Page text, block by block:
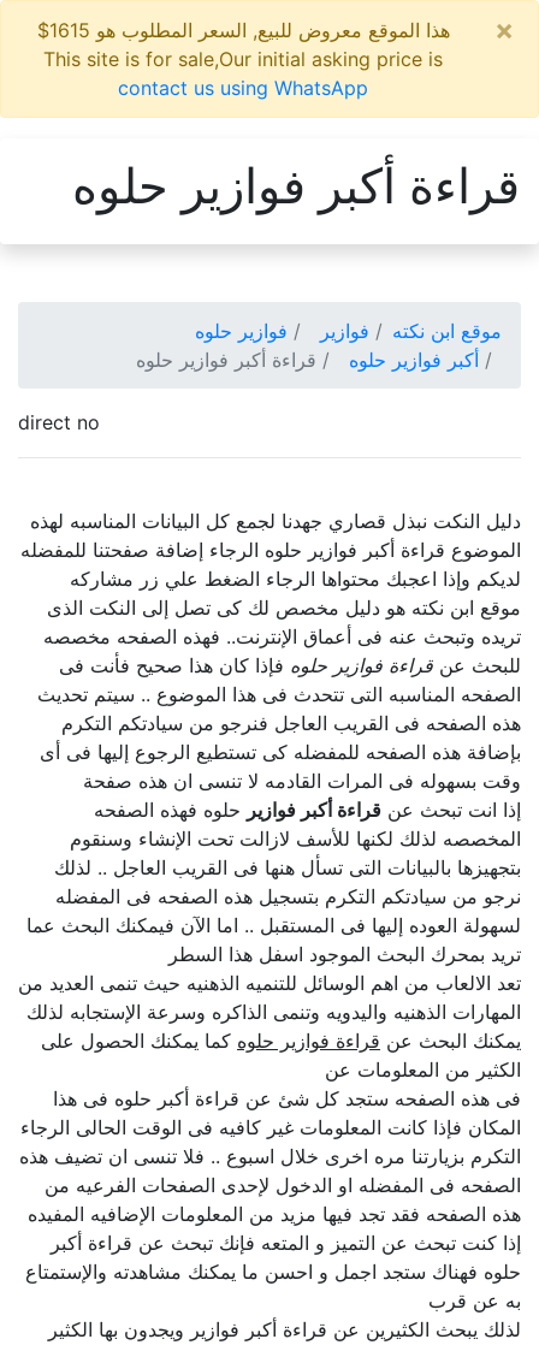
هذا الموقع معروض للبيع, السعر المطلوب هو 1615$
This site is for sale,Our initial asking price is
contact us using WhatsApp
قراءة أكبر فوازير حلوه
موقع ابن نكته فوازير
فوازير حلوه
أكبر فوازير حلوه
قراءة أكبر فوازير حلوه
direct no
دليل النكت نبذل قصاري جهدنا لجمع كل البيانات المناسبه لهذه
الموضوع قراءة أكبر فوازير حلوه الرجاء إضافة صفحتنا للمفضله
لديكم وإذا اعجبك محتواها الرجاء الضغط علي زر مشاركه
موقع ابن نكته هو دليل مخصص لك كى تصل إلى النكت الذى
تريده وتبحث عنه فى أعماق الإنترنت.. فهذه الصفحه مخصصه
للبحث عنقراءة فوازير حلوهفإذا كان هذا صحيح فأنت فى
الصفحه المناسبه التى تتحدث فى هذا الموضوع .. سيتم تحديث
هذه الصفحه فى القريب العاجل فنرجو من سيادتكم التكرم
بإضافة هذه الصفحه للمفضله كى تستطيع الرجوع إليها فى أى
وقت بسهوله فى المرات القادمه لا تنسى ان هذه صفحة
إذا انت تبحث عنقراءة أكبر فوازير حلوه فهذه الصفحه
المخصصه لذلك لكنها للأسف لازالت تحت الإنشاء وسنقوم
بتجهيزها بالبيانات التى تسأل هنها فى القريب العاجل .. لذلك
نرجو من سيادتكم التكرم بتسجيل هذه الصفحه فى المفضله
لسهولة العوده إليها فى المستقبل .. اما الآن فيمكنك البحث عما
تريد بمحرك البحث الموجود اسفل هذا السطر
تعد الالعاب من اهم الوسائل للتنميه الذهنيه حيث تنمى العديد من
المهارات الذهنيه واليدويه وتنمى الذاكره وسرعة الإستجابه لذلك
يمكنك البحث عنقراءة فوازير حلوهكما يمكنك الحصول على
الكثير من المعلومات عن
فى هذه الصفحه ستجد كل شئ عن قراءة أكبر حلوه فى هذا
المكان فإذا كانت المعلومات غير كافيه فى الوقت الحالى الرجاء
التكرم بزيارتنا مره اخرى خلال اسبوع .. فلا تنسى ان تضيف هذه
الصفحه فى المفضله او الدخول لإحدى الصفحات الفرعيه من
هذه الصفحه فقد تجد فيها مزيد من المعلومات الإضافيه المفيده
إذا كنت تبحث عن التميز و المتعه فإنك تبحث عن قراءة أكبر
حلوه فهناك ستجد اجمل و احسن ما يمكنك مشاهدته والإستمتاع
به عن قرب
لذلك يبحث الكثيرين عن قراءة أكبر فوازير ويجدون بها الكثير